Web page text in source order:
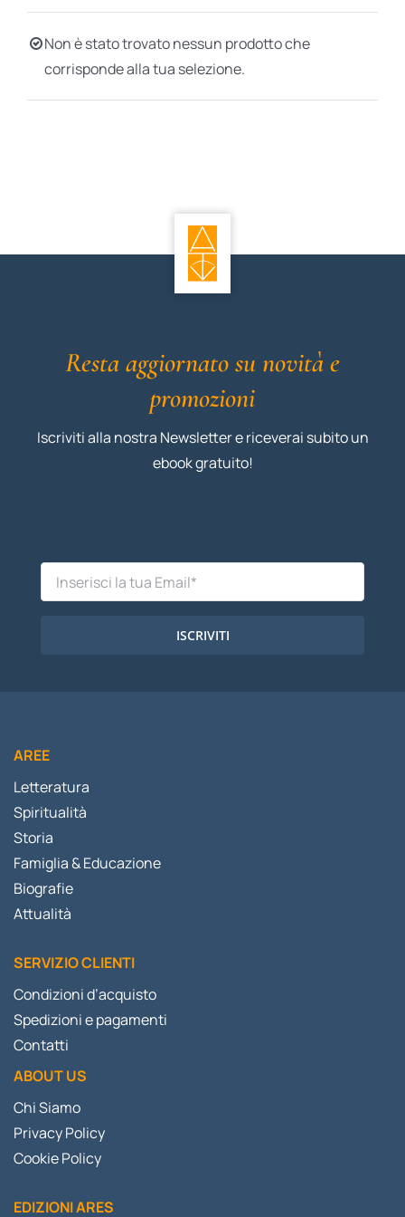
BIOGRAFIE
ATTUALITÀ
Non è stato trovato nessun prodotto che
corrisponde alla tua selezione.
Resta aggiornato su novità e
promozioni
Iscriviti alla nostra Newsletter e riceverai subito un
ebook gratuito!
ISCRIVITI
AREE
Letteratura
Spiritualità
Storia
Famiglia & Educazione
Biografie
Attualità
SERVIZIO CLIENTI
Condizioni d’acquisto
Spedizioni e pagamenti
Contatti
ABOUT US
Chi Siamo
Privacy Policy
Cookie Policy
EDIZIONI ARES